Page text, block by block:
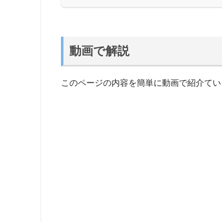
動画で解説
このページの内容を簡単に動画で紹介て